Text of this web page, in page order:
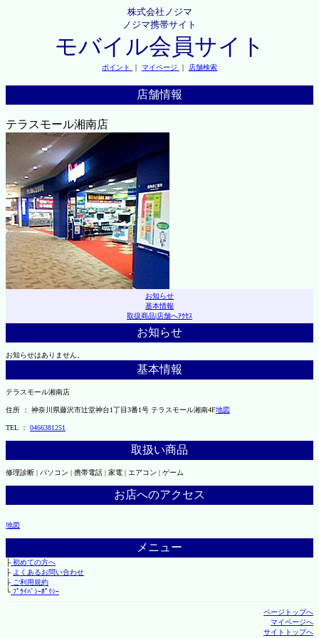
株式会社ノジマ
ノジマ携帯サイト
モバイル会員サイト
ポイント ｜ マイページ ｜ 店舗検索
店舗情報
テラスモール湘南店
お知らせ
基本情報
取扱商品|店舗へｱｸｾｽ
お知らせ
お知らせはありません。
基本情報
テラスモール湘南店
住所 ： 神奈川県藤沢市辻堂神台1丁目3番1号 テラスモール湘南4F地図
TEL ： 0466381251
取扱い商品
修理診断 | パソコン | 携帯電話 | 家電 | エアコン | ゲーム
お店へのアクセス
地図
メニュー
├初めての方へ
├ よくあるお問い合わせ
├ご利用規約
└ﾌﾟﾗｲﾊﾞｼｰﾎﾟﾘｼｰ
ページトップへ
マイページへ
サイトトップへ